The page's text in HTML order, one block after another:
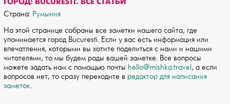
Страна: Румыния
На этой странице собраны все заметки нашего сайта, где
упоминается город Bucuresti. Если у вас есть информация или
впечатления, которыми вы хотите поделиться с нами и нашими
читателями, то мы будем рады вашей заметке. Все вопросы
можете задать нам с помощью почты hello@mishka.travel, а если
вопросов нет, то сразу переходите в редактор для написания
заметок.